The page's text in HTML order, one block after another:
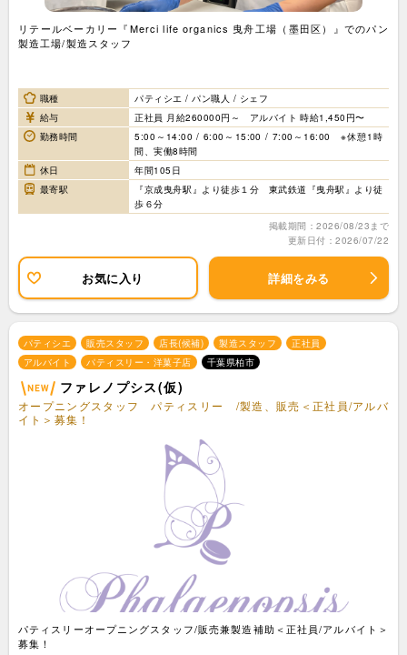
リテールベーカリー『Merci life organics 曳舟工場（墨田区）』でのパン
製造工場/製造スタッフ
職種
パティシエ / パン職人 / シェフ
給与
正社員 月給260000円～ アルバイト 時給1,450円〜
勤務時間
5:00～14:00 / 6:00～15:00 / 7:00～16:00 ※休憩1時
間、実働8時間
休日
年間105日
最寄駅
『京成曳舟駅』より徒歩１分 東武鉄道『曳舟駅』より徒
歩６分
掲載期間：2026/08/23まで
更新日付：2026/07/22
お気に入り 詳細をみる
パティシエ 販売スタッフ 店長(候補) 製造スタッフ
正社員
アルバイト
パティスリー・洋菓子店 千葉県柏市
ファレノプシス(仮)
オープニングスタッフ パティスリー /製造、販売＜正社員/アルバ
イト＞募集！
パティスリーオープニングスタッフ/販売兼製造補助＜正社員/アルバイト＞
募集！